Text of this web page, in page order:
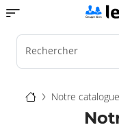
Aller
au
contenu
principal
Toggle navigation
Rechercher
Fil
d'Ariane
Notre catalogue